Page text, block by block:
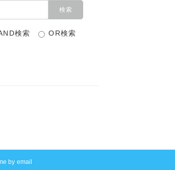
検索 OR検索
by email